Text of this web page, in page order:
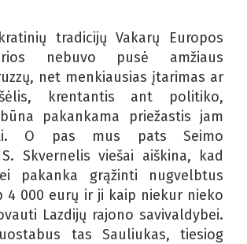
tradicijų Vakarų Europos
nebuvo pusė amžiaus
net menkiausias įtarimas ar
krentantis ant politiko,
pakankama priežastis jam
O pas mus pats Seimo
Skvernelis viešai aiškina, kad
pakanka grąžinti nugvelbtus
4 000 eurų ir ji kaip niekur nieko
Lazdijų rajono savivaldybei.
tas Sauliukas, tiesiog